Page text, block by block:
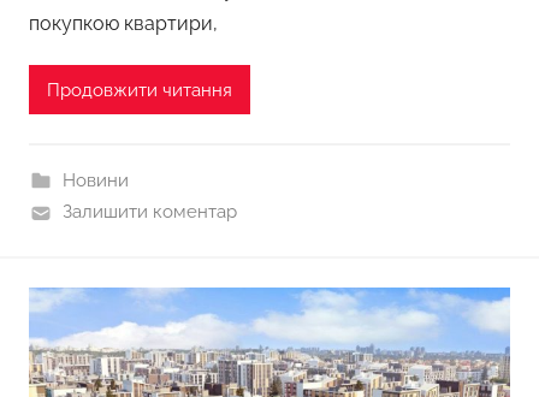
покупкою квартири,
Продовжити читання
Новини
Залишити коментар